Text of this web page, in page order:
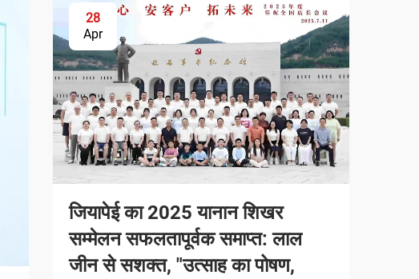
28
Apr
जियापेई का 2025 यानान शिखर
सम्मेलन सफलतापूर्वक समाप्त: लाल
जीन से सशक्त, "उत्साह का पोषण,